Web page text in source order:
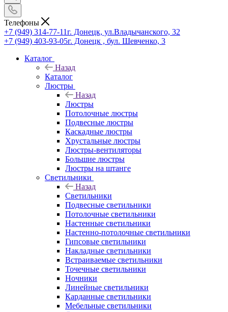
Телефоны
+7 (949) 314-77-11г. Донецк, ул.Владычанского, 32
+7 (949) 403-93-05г. Донецк , бул. Шевченко, 3
Каталог
Назад
Каталог
Люстры
Назад
Люстры
Потолочные люстры
Подвесные люстры
Каскадные люстры
Хрустальные люстры
Люстры-вентиляторы
Большие люстры
Люстры на штанге
Светильники
Назад
Светильники
Подвесные светильники
Потолочные светильники
Настенные светильники
Настенно-потолочные светильники
Гипсовые светильники
Накладные светильники
Встраиваемые светильники
Точечные светильники
Ночники
Линейные светильники
Карданные светильники
Мебельные светильники